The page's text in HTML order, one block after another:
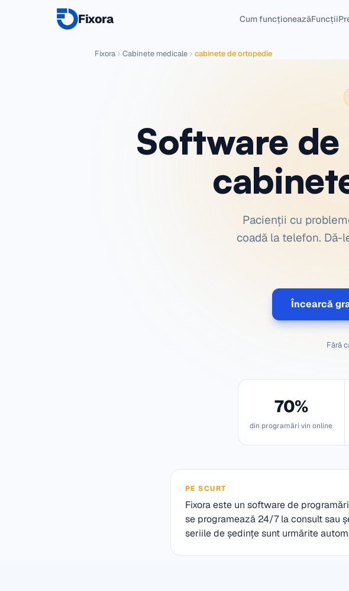
Fixora Cum funcționeazăFuncții
Fixora Cabinete medicale cabinete de ortopedie
Software
Pacienții cu
coadă la telefon. Dă-
Încearcă
Fără
70%
din programări vin online
PE SCURT
Fixora este un software de
se programează 24/7 la consult sau
seriile de ședințe sunt urmărite